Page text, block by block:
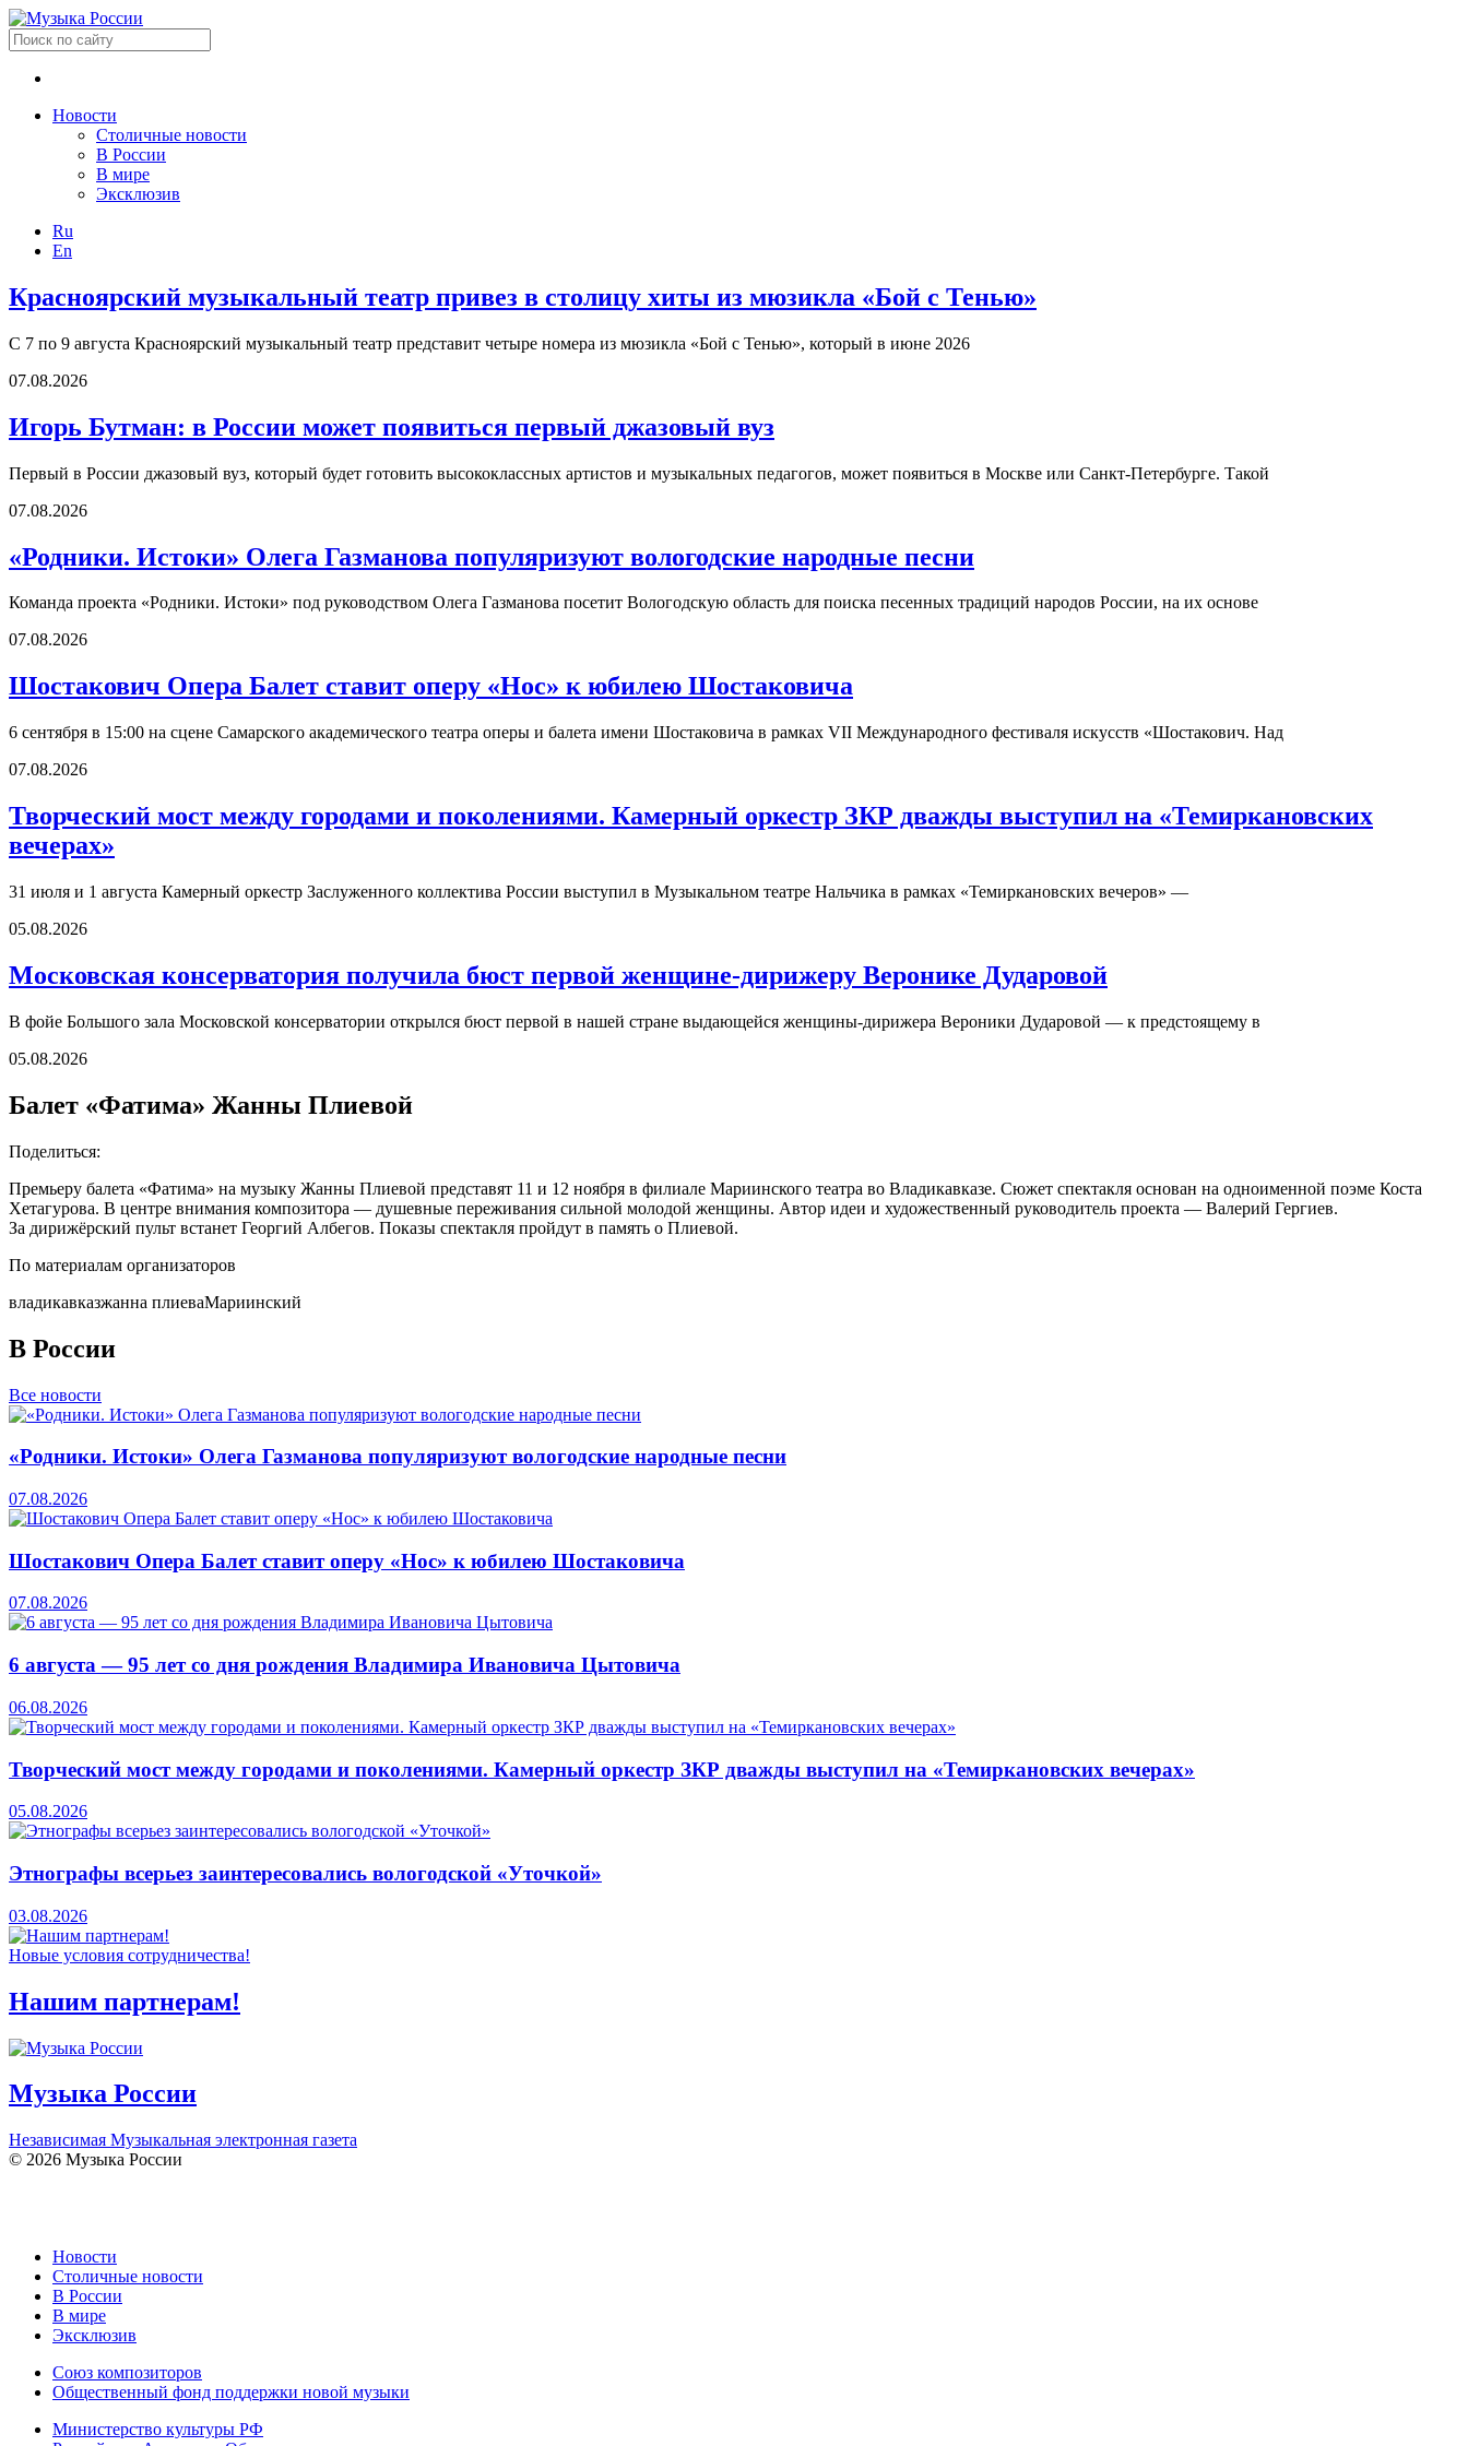
Новости
Столичные новости
В России
В мире
Эксклюзив
Ru
En
Красноярский музыкальный театр привез в столицу хиты из мюзикла «Бой с Тенью»
С 7 по 9 августа Красноярский музыкальный театр представит четыре номера из мюзикла «Бой с Тенью», который в июне 2026
07.08.2026
Игорь Бутман: в России может появиться первый джазовый вуз
Первый в России джазовый вуз, который будет готовить высококлассных артистов и музыкальных педагогов, может появиться в Москве или Санкт-Петербурге. Такой
07.08.2026
«Родники. Истоки» Олега Газманова популяризуют вологодские народные песни
Команда проекта «Родники. Истоки» под руководством Олега Газманова посетит Вологодскую область для поиска песенных традиций народов России, на их основе
07.08.2026
Шостакович Опера Балет ставит оперу «Нос» к юбилею Шостаковича
6 сентября в 15:00 на сцене Самарского академического театра оперы и балета имени Шостаковича в рамках VII Международного фестиваля искусств «Шостакович. Над
07.08.2026
Творческий мост между городами и поколениями. Камерный оркестр ЗКР дважды выступил на «Темиркановских
вечерах»
31 июля и 1 августа Камерный оркестр Заслуженного коллектива России выступил в Музыкальном театре Нальчика в рамках «Темиркановских вечеров» —
05.08.2026
Московская консерватория получила бюст первой женщине-дирижеру Веронике Дударовой
В фойе Большого зала Московской консерватории открылся бюст первой в нашей стране выдающейся женщины-дирижера Вероники Дударовой — к предстоящему в
05.08.2026
Балет «Фатима» Жанны Плиевой
Поделиться:
Премьеру балета «Фатима» на музыку Жанны Плиевой представят 11 и 12 ноября в филиале Мариинского театра во Владикавказе. Сюжет спектакля основан на одноименной поэме Коста
Хетагурова. В центре внимания композитора — душевные переживания сильной молодой женщины. Автор идеи и художественный руководитель проекта — Валерий Гергиев.
За дирижёрский пульт встанет Георгий Албегов. Показы спектакля пройдут в память о Плиевой.
По материалам организаторов
владикавказжанна плиеваМариинский
В России
Все новости
«Родники. Истоки» Олега Газманова популяризуют вологодские народные песни
07.08.2026
Шостакович Опера Балет ставит оперу «Нос» к юбилею Шостаковича
07.08.2026
6 августа — 95 лет со дня рождения Владимира Ивановича Цытовича
06.08.2026
Творческий мост между городами и поколениями. Камерный оркестр ЗКР дважды выступил на «Темиркановских вечерах»
05.08.2026
Этнографы всерьез заинтересовались вологодской «Уточкой»
03.08.2026
Новые условия сотрудничества!
Нашим партнерам!
Музыка России
Независимая Музыкальная электронная газета
© 2026 Музыка России
Новости
Столичные новости
В России
В мире
Эксклюзив
Союз композиторов
Общественный фонд поддержки новой музыки
Министерство культуры РФ